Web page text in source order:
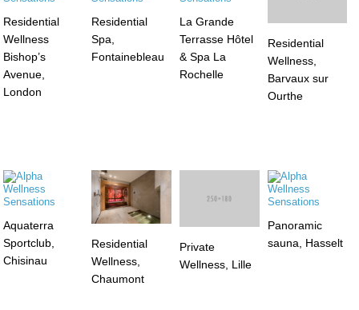
Residential
Wellness
Bishop’s
Avenue,
London
Residential
Spa,
Fontainebleau
La Grande
Terrasse Hôtel
& Spa La
Rochelle
Residential
Wellness,
Barvaux sur
Ourthe
Aquaterra
Sportclub,
Chisinau
Residential
Wellness,
Chaumont
Private
Wellness, Lille
Panoramic
sauna, Hasselt